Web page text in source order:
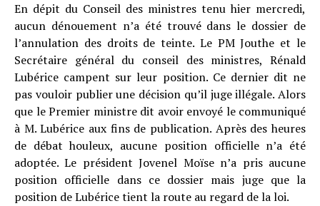
En dépit du Conseil des ministres tenu hier mercredi,
aucun dénouement n’a été trouvé dans le dossier de
l’annulation des droits de teinte. Le PM Jouthe et le
Secrétaire général du conseil des ministres, Rénald
Lubérice campent sur leur position. Ce dernier dit ne
pas vouloir publier une décision qu’il juge illégale. Alors
que le Premier ministre dit avoir envoyé le communiqué
à M. Lubérice aux fins de publication. Après des heures
de débat houleux, aucune position officielle n’a été
adoptée. Le président Jovenel Moïse n’a pris aucune
position officielle dans ce dossier mais juge que la
position de Lubérice tient la route au regard de la loi.